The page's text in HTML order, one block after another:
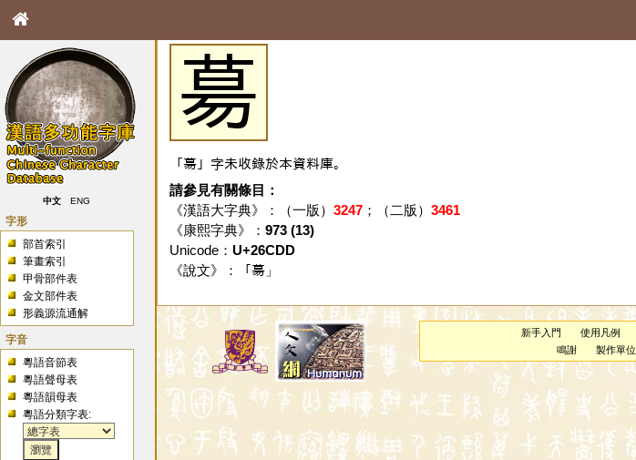
中文 ENG
字形
部首索引
筆畫索引
甲骨部件表
金文部件表
形義源流通解
字音
粵語音節表
粵語聲母表
粵語韻母表
粵語分類字表:
𦳝
「𦳝」字未收錄於本資料庫。
請參見有關條目：
《漢語大字典》：（一版） 3247；（二版） 3461
《康熙字典》： 973 (13)
Unicode： U+26CDD
《說文》：「 𦳝」
新手入門 使用凡例
鳴謝
製作單位